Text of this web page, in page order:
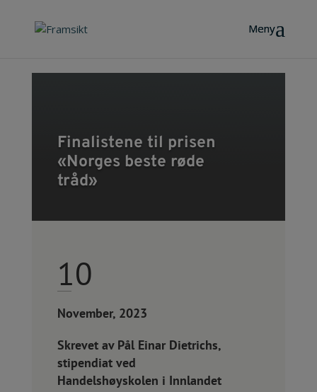
Finalistene til prisen
«Norges beste røde
tråd»
10
November, 2023
Skrevet av Pål Einar Dietrichs,
stipendiat ved
Handelshøyskolen i Innlandet